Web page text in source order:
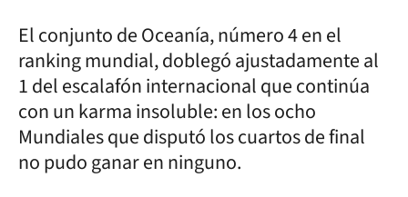
El conjunto de Oceanía, número 4 en el
ranking mundial, doblegó ajustadamente al
1 del escalafón internacional que continúa
con un karma insoluble: en los ocho
Mundiales que disputó los cuartos de final
no pudo ganar en ninguno.